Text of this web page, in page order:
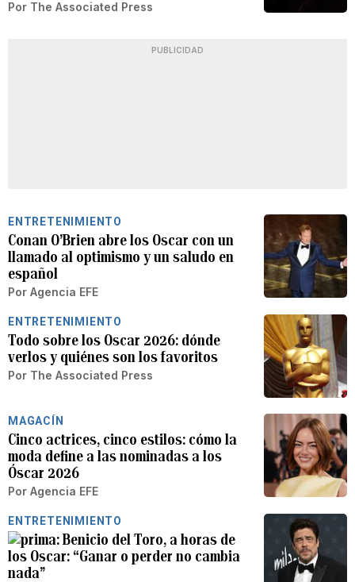
Por The Associated Press
PUBLICIDAD
ENTRETENIMIENTO
Conan O’Brien abre los Oscar con un
llamado al optimismo y un saludo en
español
Por Agencia EFE
ENTRETENIMIENTO
Todo sobre los Oscar 2026: dónde
verlos y quiénes son los favoritos
Por The Associated Press
MAGACÍN
Cinco actrices, cinco estilos: cómo la
moda define a las nominadas a los
Óscar 2026
Por Agencia EFE
ENTRETENIMIENTO
Benicio del Toro, a horas de
los Oscar: “Ganar o perder no cambia
nada”